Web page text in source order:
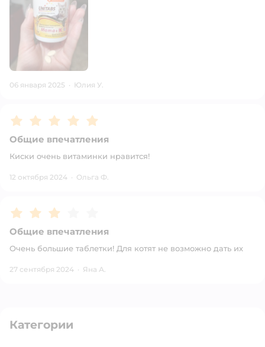
06 января 2025 · Юлия У.
Рейтинг:5
Общие впечатления
Киски очень витаминки нравится!
12 октября 2024 · Ольга Ф.
Рейтинг:3
Общие впечатления
Очень большие таблетки! Для котят не возможно дать их
27 сентября 2024 · Яна А.
Категории